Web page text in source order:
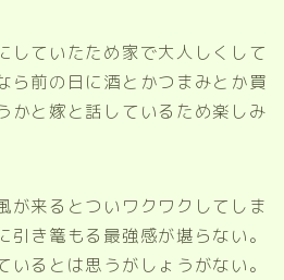
していたため家で大人しくして
ら前の日に酒とかつまみとか買
かと嫁と話しているため楽しみ
が来るとついワクワクしてしま
引き篭もる最強感が堪らない。
いるとは思うがしょうがない。